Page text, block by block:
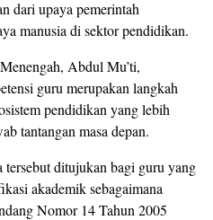
dari upaya pemerintah
manusia di sektor pendidikan.
Abdul Mu’ti,
guru merupakan langkah
pendidikan yang lebih
tantangan masa depan.
ditujukan bagi guru yang
akademik sebagaimana
Nomor 14 Tahun 2005